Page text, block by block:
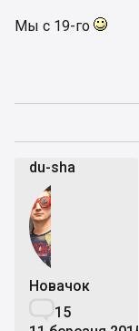
Мы с 19-го
du-shа
Новачок
15